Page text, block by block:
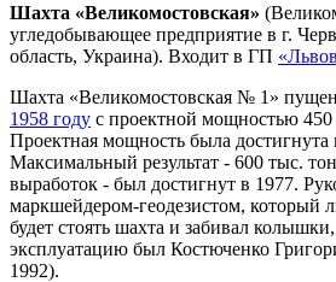
Шахта «Великомостовская»
угледобывающее предприятие в г.
область, Украина). Входит в ГП
Шахта «Великомостовская № 1»
1958 году с проектной мощностью 450
Проектная мощность была достигнута
Максимальный результат - 600 тыс.
выработок - был достигнут в 1977.
маркшейдером-геодезистом, который
будет стоять шахта и забивал
эксплуатацию был Костюченко
1992).